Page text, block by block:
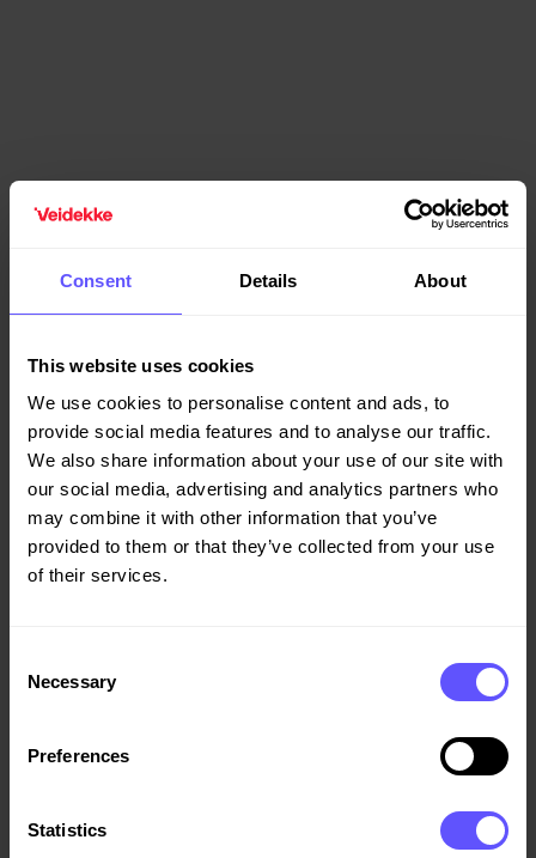
Consent Details About
This website uses cookies
We use cookies to personalise content and ads, to
provide social media features and to analyse our traffic.
We also share information about your use of our site with
our social media, advertising and analytics partners who
may combine it with other information that you’ve
provided to them or that they’ve collected from your use
of their services.
Selection
Necessary
Preferences
Statistics
Arbeidssted: Ulven
Ansatt: 2016
Født: 1969
Tidligere stillinger
2016 – 2020: Veidekke ASA, Konserndirektør,
kommunikasjon og samfunnsrelasjoner
2001 – 2005: Burson-Marsteller, Director corporate
2000 – 2001: Nissen-Lie Consult,
1995 – 1999: Kenor, Investor Relations Officer